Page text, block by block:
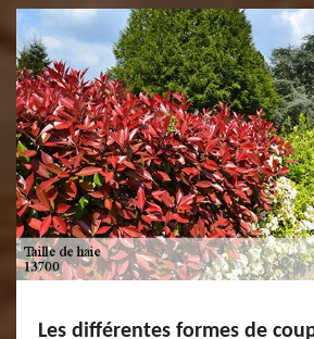
Les différentes formes de